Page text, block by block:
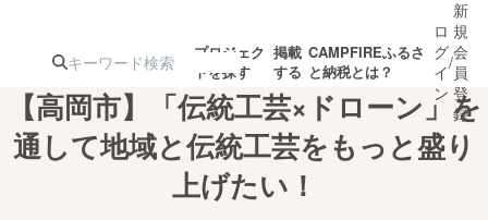
プロジェク
トを探す
注目の新着プロ
ジェクト
募集終了が近いプ
掲載
する
CAMPFIREふるさ
と納税とは？
ロ
グ
イ
ン
/
新
規
会
員
登
録
【高岡市】「伝統工芸×ドローン」を
通して地域と伝統工芸をもっと盛り
上げたい！